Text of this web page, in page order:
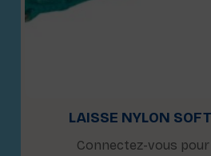
LAISSE NYLON
Connectez-vous